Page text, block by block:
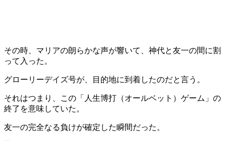
その時、マリアの朗らかな声が響いて、神代と友一の間に割
って入った。
グローリーデイズ号が、目的地に到着したのだと言う。
それはつまり、この「人生博打（オールベット）ゲーム」の
終了を意味していた。
友一の完全なる負けが確定した瞬間だった。